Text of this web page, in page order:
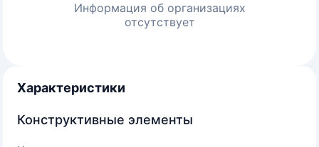
Информация об организациях
отсутствует
Характеристики
Конструктивные элементы